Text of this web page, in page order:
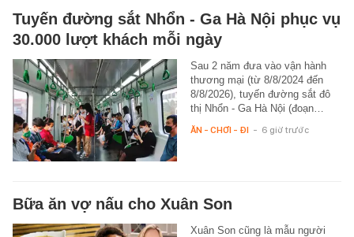
Tuyến đường sắt Nhổn - Ga Hà Nội phục vụ
30.000 lượt khách mỗi ngày
Sau 2 năm đưa vào vận hành
thương mại (từ 8/8/2024 đến
8/8/2026), tuyến đường sắt đô
thị Nhổn - Ga Hà Nội (đoạn…
ĂN - CHƠI - ĐI - 6 giờ trước
Bữa ăn vợ nấu cho Xuân Son
Xuân Son cũng là mẫu người